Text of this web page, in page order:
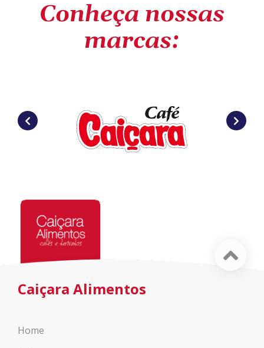
Conheça nossas
marcas:
Caiçara Alimentos
Home